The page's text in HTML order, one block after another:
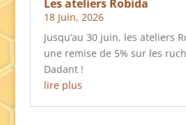
Les ateliers Robida
18 Juin, 2026
Jusqu’au 30 juin, les ateliers
une remise de 5% sur les
Dadant !
lire plus